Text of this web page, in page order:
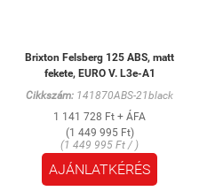
Brixton Felsberg 125 ABS, matt
fekete, EURO V. L3e-A1
Cikkszám: 141870ABS-21black
1 141 728 Ft + ÁFA
(1 449 995 Ft)
(1 449 995 Ft / )
AJÁNLATKÉRÉS